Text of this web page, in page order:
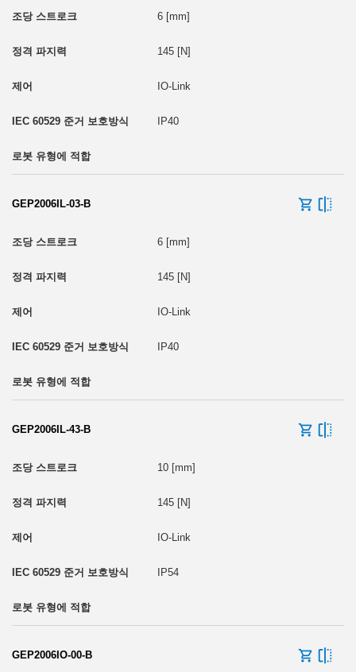
6 [mm]
145 [N]
IO-Link
IP40
GEP2006IL-03-B
6 [mm]
145 [N]
IO-Link
IP40
GEP2006IL-43-B
10 [mm]
145 [N]
IO-Link
IP54
GEP2006IO-00-B